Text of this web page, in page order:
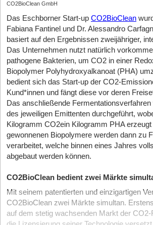
CO2BioClean GmbH
Das Eschborner Start-up CO2BioClean
Fabiana Fantinel und Dr. Alessandro
basiert auf den Ergebnissen zweijähriger,
Das Unternehmen nutzt natürlich
pathogene Bakterien, um CO2 in einer
Biopolymer Polyhydroxyalkanoat (PHA)
bedient sich das Start-up der CO2-
Kund*innen und fängt diese vor deren
Das anschließende Fermentationsverfahren
des jeweiligen Emittenten durchgeführt,
Kilogramm CO2ein Kilogramm PHA
gewonnenen Biopolymere werden dann zu
verarbeitet, welche binnen eines Jahres
abgebaut werden können.
CO2BioClean bedient zwei Märkte
Mit seinem patentierten und einzigartigen
CO2BioClean zwei Märkte simultan.
auf dem stetig wachsenden Markt der